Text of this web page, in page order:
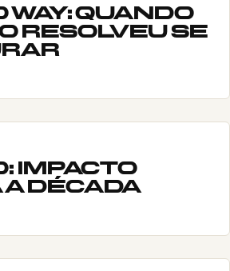
WAY: QUANDO
RESOLVEU SE
IMPACTO
A DÉCADA